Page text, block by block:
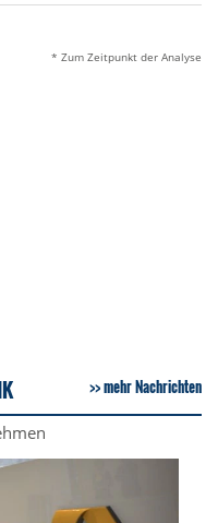
* Zum Zeitpunkt der Analyse
mehr Nachrichten